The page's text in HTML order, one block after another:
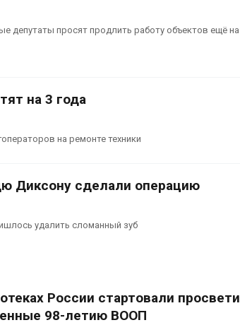
депутаты просят продлить работу объектов ещё на
на 3 года
на ремонте техники
Диксону сделали операцию
удалить сломанный зуб
России стартовали
98-летию ВООП